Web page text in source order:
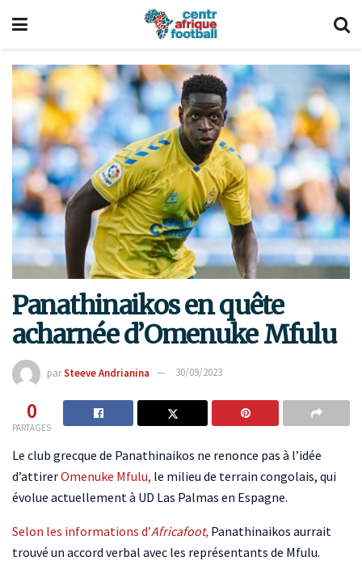
Panathinaikos en quête
acharnée d’Omenuke Mfulu
parSteeve Andrianina 30/09/2023
0
PARTAGES
Le club grecque de Panathinaikos ne renonce pas à l’idée
d’attirerOmenuke Mfulu, le milieu de terrain congolais, qui
évolue actuellement à UD Las Palmas en Espagne.
Selon les informations d’Africafoot, Panathinaikos aurrait
trouvé un accord verbal avec les représentants de Mfulu.